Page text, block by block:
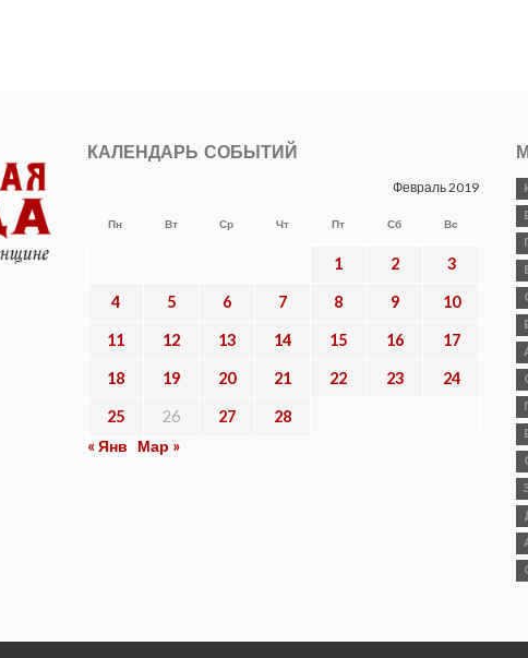
КАЛЕНДАРЬ СОБЫТИЙ
Февраль 2019
Пн Вт Ср Чт Пт Сб Вс
1 2 3
4 5 6 7 8 9 10
11 12 13 14 15 16 17
18 19 20 21 22 23 24
25 26 27
28
« Янв
Мар »